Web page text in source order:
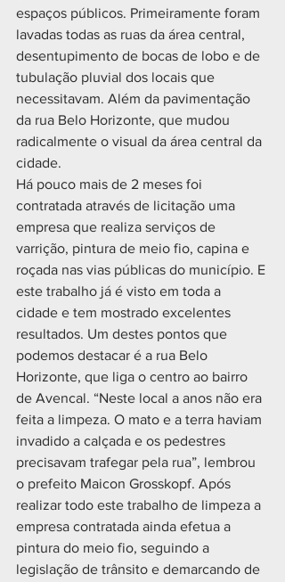
espaços públicos. Primeiramente foram
lavadas todas as ruas da área central,
desentupimento de bocas de lobo e de
tubulação pluvial dos locais que
necessitavam. Além da pavimentação
da rua Belo Horizonte, que mudou
radicalmente o visual da área central da
cidade.
Há pouco mais de 2 meses foi
contratada através de licitação uma
empresa que realiza serviços de
varrição, pintura de meio fio, capina e
roçada nas vias públicas do município. E
este trabalho já é visto em toda a
cidade e tem mostrado excelentes
resultados. Um destes pontos que
podemos destacar é a rua Belo
Horizonte, que liga o centro ao bairro
de Avencal. “Neste local a anos não era
feita a limpeza. O mato e a terra haviam
invadido a calçada e os pedestres
precisavam trafegar pela rua”, lembrou
o prefeito Maicon Grosskopf. Após
realizar todo este trabalho de limpeza a
empresa contratada ainda efetua a
pintura do meio fio, seguindo a
legislação de trânsito e demarcando de